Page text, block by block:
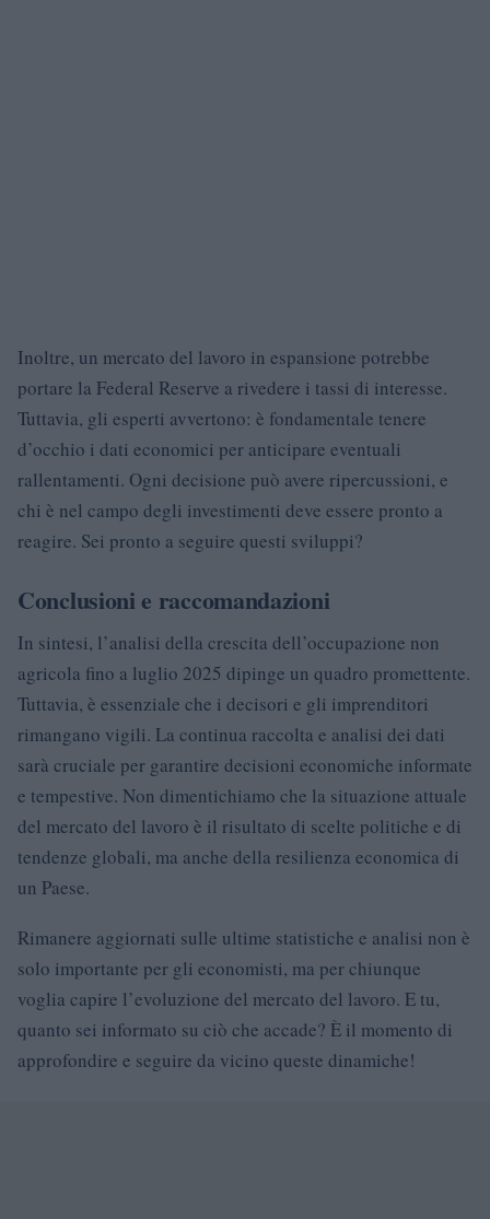
Inoltre, un mercato del lavoro in espansione potrebbe
portare la Federal Reserve a rivedere i tassi di interesse.
Tuttavia, gli esperti avvertono: è fondamentale tenere
d’occhio i dati economici per anticipare eventuali
rallentamenti. Ogni decisione può avere ripercussioni, e
chi è nel campo degli investimenti deve essere pronto a
reagire. Sei pronto a seguire questi sviluppi?
Conclusioni e raccomandazioni
In sintesi, l’analisi della crescita dell’occupazione non
agricola fino a luglio 2025 dipinge un quadro promettente.
Tuttavia, è essenziale che i decisori e gli imprenditori
rimangano vigili. La continua raccolta e analisi dei dati
sarà cruciale per garantire decisioni economiche informate
e tempestive. Non dimentichiamo che la situazione attuale
del mercato del lavoro è il risultato di scelte politiche e di
tendenze globali, ma anche della resilienza economica di
un Paese.
Rimanere aggiornati sulle ultime statistiche e analisi non è
solo importante per gli economisti, ma per chiunque
voglia capire l’evoluzione del mercato del lavoro. E tu,
quanto sei informato su ciò che accade? È il momento di
approfondire e seguire da vicino queste dinamiche!